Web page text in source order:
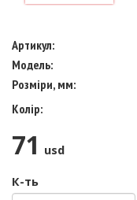
Артикул:
Модель:
Розміри, мм:
Колір:
71 usd
К-ть